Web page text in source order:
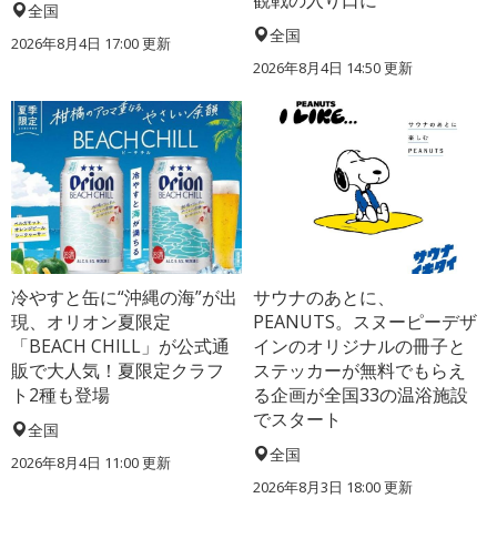
全国
2026年8月4日 17:00更新 全国
2026年8月4日 14:50更新
冷やすと缶に“沖縄の海”が出
現、オリオン夏限定
「BEACH CHILL」が公式通
販で大人気！夏限定クラフ
ト2種も登場
全国
2026年8月4日 11:00更新
サウナのあとに、
PEANUTS。スヌーピーデザ
インのオリジナルの冊子と
ステッカーが無料でもらえ
る企画が全国33の温浴施設
でスタート
全国
2026年8月3日 18:00更新